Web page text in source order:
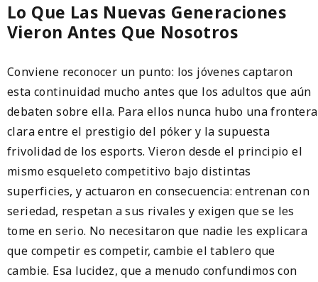
Lo Que Las Nuevas Generaciones
Vieron Antes Que Nosotros
Conviene reconocer un punto: los jóvenes captaron
esta continuidad mucho antes que los adultos que aún
debaten sobre ella. Para ellos nunca hubo una frontera
clara entre el prestigio del póker y la supuesta
frivolidad de los esports. Vieron desde el principio el
mismo esqueleto competitivo bajo distintas
superficies, y actuaron en consecuencia: entrenan con
seriedad, respetan a sus rivales y exigen que se les
tome en serio. No necesitaron que nadie les explicara
que competir es competir, cambie el tablero que
cambie. Esa lucidez, que a menudo confundimos con